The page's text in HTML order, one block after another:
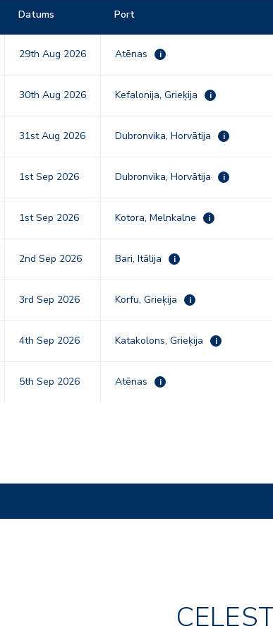
Datums Port
29th Aug 2026 Atēnas i
30th Aug 2026 Kefalonija, Grieķija i
31st Aug 2026 Dubronvika, Horvātija i
1st Sep 2026 Dubronvika, Horvātija i
1st Sep 2026 Kotora, Melnkalne i
2nd Sep 2026 Bari, Itālija i
3rd Sep 2026 Korfu, Grieķija i
4th Sep 2026 Katakolons, Grieķija i
5th Sep 2026 Atēnas i